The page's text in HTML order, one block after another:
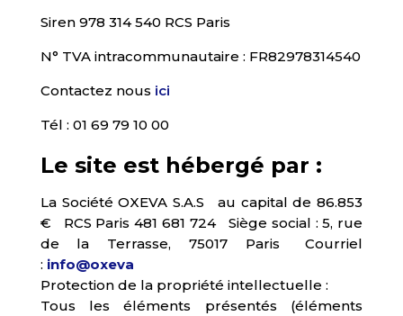
Siren 978 314 540 RCS Paris
N° TVA intracommunautaire : FR82978314540
Contactez nous ici
Tél : 01 69 79 10 00
Le site est hébergé par :
La Société OXEVA S.A.S au capital de 86.853
€ RCS Paris 481 681 724 Siège social : 5, rue
de la Terrasse, 75017 Paris Courriel
: info@oxeva
Protection de la propriété intellectuelle :
Tous les éléments présentés (éléments